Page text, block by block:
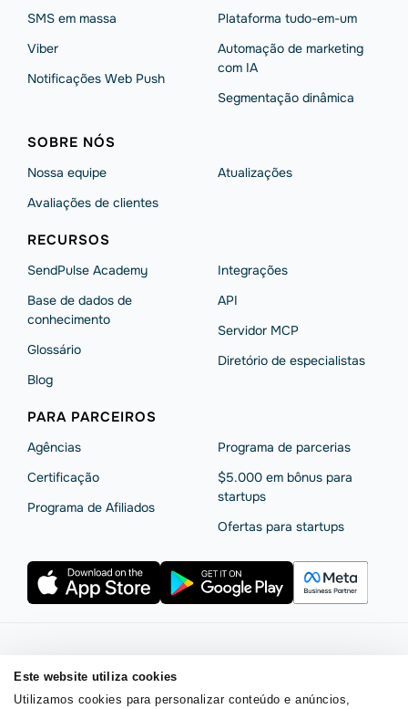
Este website utiliza cookies
Utilizamos cookies para personalizar conteúdo e anúncios,
SMS em massa
Viber
Notificações Web Push
Plataforma tudo-em-um
Automação de marketing
com IA
Segmentação dinâmica
SOBRE NÓS
Nossa equipe
Avaliações de clientes
Atualizações
RECURSOS
SendPulse Academy
Base de dados de
conhecimento
Glossário
Blog
Integrações
API
Servidor MCP
Diretório de especialistas
PARA PARCEIROS
Agências
Сertificação
Programa de Afiliados
Programa de parcerias
$5.000 em bônus para
startups
Ofertas para startups
Segurança e privacidade da SendPulse
Acordo de processamento de dados